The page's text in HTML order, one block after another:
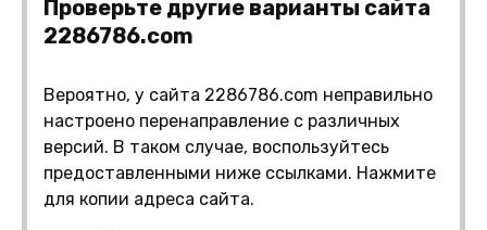
Проверьте другие варианты сайта
2286786.com
Вероятно, у сайта 2286786.com неправильно
настроено перенаправление с различных
версий. В таком случае, воспользуйтесь
предоставленными ниже ссылками. Нажмите
для копии адреса сайта.